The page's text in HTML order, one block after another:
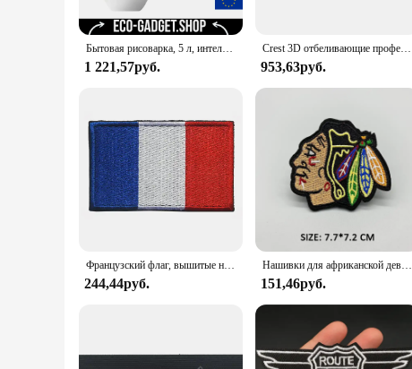
Бытовая рисоварка, 5 л, интеллектуальная установка, время нагрева, рисоварка, высокая скорость приготовления, многофункциональная рисоварка
1 221,57руб.
Crest 3D отбеливающие профессиональные эффекты белые полоски
953,63руб.
Французский флаг, вышитые нашивки, эмблема, французская тактическая нашивка на плечо, наклейки для спецназа, полосы, аппликации
244,44руб.
Нашивки для африканской девушки, вышитые нашивки с черной головой певицы для одежды, нашивки с утюгом, значки, украшения «сделай сам», наклейки для одежды
151,46руб.